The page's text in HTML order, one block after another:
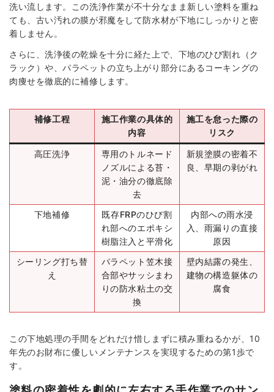
洗い流します。この洗浄作業が不十分なまま新しい塗料を重ね
ても、古い汚れの膜が邪魔をして防水材が下地にしっかりと密
着しません。
さらに、洗浄後の乾燥を十分に経た上で、下地のひび割れ（ク
ラック）や、パラペットの立ち上がり部分にあるコーキングの
肉痩せを徹底的に補修します。
補修工程
施工作業の具体的
内容
施工を怠った際の
リスク
高圧洗浄
専用のトルネード
ノズルによる苔・
泥・油分の徹底除
去
新規塗膜の密着不
良、早期の剥がれ
下地補修
既存FRPのひび割
れ部へのエポキシ
樹脂注入と平滑化
内部への雨水浸
入、雨漏りの直接
原因
シーリング打ち替
え
パラペット笠木接
合部やサッシまわ
りの防水粘土の交
換
壁内結露の発生、
建物の構造躯体の
腐食
この下地処理の手間をどれだけ惜しまずに積み重ねるかが、10
年先のお財布に優しいメンテナンスを実現するための第1歩で
す。